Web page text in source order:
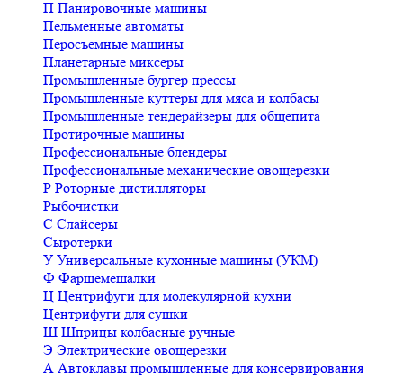
П Панировочные машины
Пельменные автоматы
Перосъемные машины
Планетарные миксеры
Промышленные бургер прессы
Промышленные куттеры для мяса и колбасы
Промышленные тендерайзеры для общепита
Протирочные машины
Профессиональные блендеры
Профессиональные механические овощерезки
Р Роторные дистилляторы
Рыбочистки
С Слайсеры
Сыротерки
У Универсальные кухонные машины (УКМ)
Ф Фаршемешалки
Ц Центрифуги для молекулярной кухни
Центрифуги для сушки
Ш Шприцы колбасные ручные
Э Электрические овощерезки
А Автоклавы промышленные для консервирования